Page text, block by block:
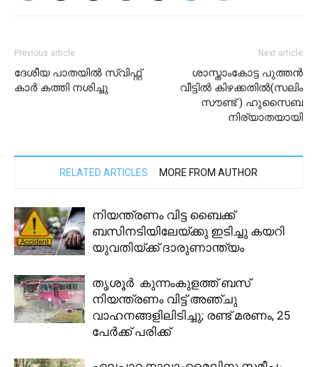
Previous article
ദേശീയ പാതയിൽ സ്വിഫ്റ്റ്
കാർ കത്തി നശിച്ചു
Next article
ശാസ്താംകോട്ട പുത്തൻ
വീട്ടിൽ കിഴക്കതിൽ(സലിം
സൗണ്ട് ) ഹുസൈബ
നിര്യാതയായി
RELATED ARTICLES MORE FROM AUTHOR
നിയന്ത്രണം വിട്ട ബൈക്ക്
ബസിനടിയിലേയ്ക്കു ഇടിച്ചു കയറി
യുവതിയ്ക്ക് ദാരുണാന്ത്യം
തൃശൂർ കുന്നംകുളത്ത് ബസ്
നിയന്ത്രണം വിട്ട് അഞ്ചു
വാഹനങ്ങളിലിടിച്ചു; രണ്ട് മരണം, 25
പേർക്ക് പരിക്ക്